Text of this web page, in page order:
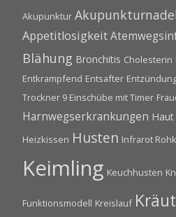
Akupunktur
Appetitlosigkeit
Blähung Bronchitis Cholesterin
Entkrampfend Entsafter
Trockner 9 Einschübe mit Timer
Harnwegserkrankungen Haut
Heizkissen Husten Infrarot
Keimling Keuchhusten
Funktionsmodell Kreislauf